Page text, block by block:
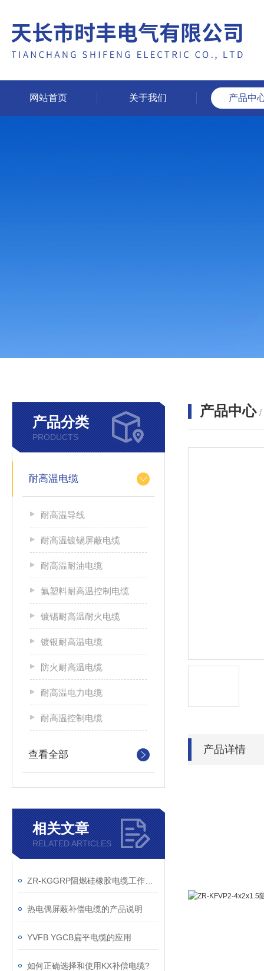
网站首页 关于我们 产品中
产品分类
PRODUCTS
耐高温电缆
耐高温导线
耐高温镀锡屏蔽电缆
耐高温耐油电缆
氟塑料耐高温控制电缆
镀锡耐高温耐火电缆
镀银耐高温电缆
防火耐高温电缆
耐高温电力电缆
耐高温控制电缆
查看全部
相关文章
RELATED ARTICLES
热电偶屏蔽补偿电缆的产品说明
YVFB YGCB扁平电缆的应用
如何正确选择和使用KX补偿电缆?
产品中心 /
产品详情